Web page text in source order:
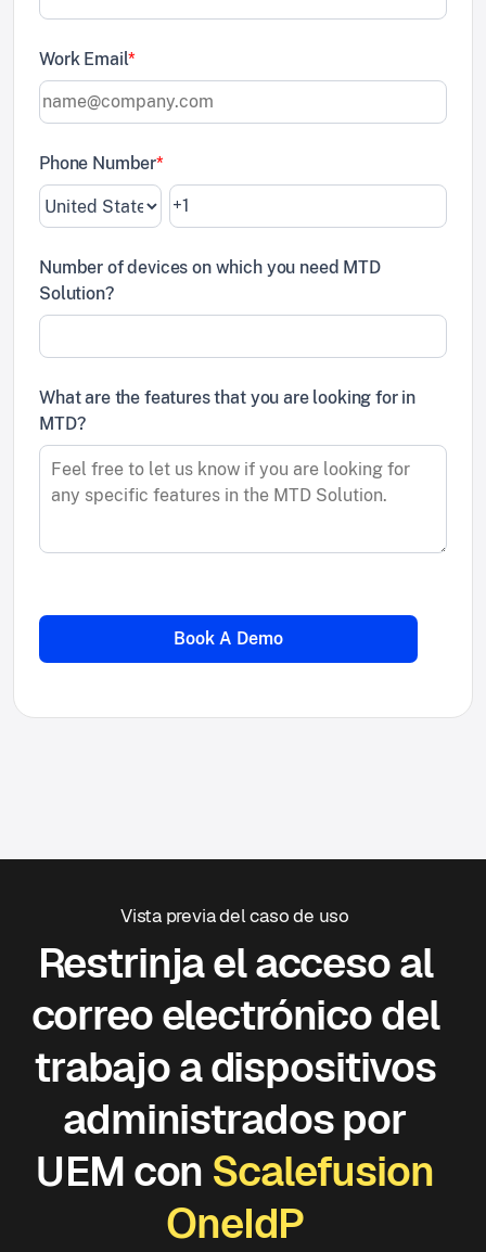
Work Email*
Phone Number*
Number of devices on which you need MTD
Solution?
What are the features that you are looking for in
MTD?
Vista previa del caso de uso
Restrinja el acceso al
correo electrónico del
trabajo a dispositivos
administrados por
UEM con Scalefusion
OneIdP